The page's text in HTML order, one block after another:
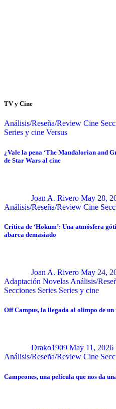
TV y Cine
Análisis/Reseña/Review Cine
Series y cine Versus
¿Vale la pena ‘The Mandalorian and
de Star Wars al cine
Joan A. Rivero May 28,
Análisis/Reseña/Review Cine
Crítica de ‘Hokum’: Una atmósfera
abarca demasiado
Joan A. Rivero May 24,
Adaptación Novelas Análisis/
Secciones Series Series y cine
Off Campus, la llegada al olimpo de un
Drako1909 May 11, 2026
Análisis/Reseña/Review Cine
Campeones, una película que nos da